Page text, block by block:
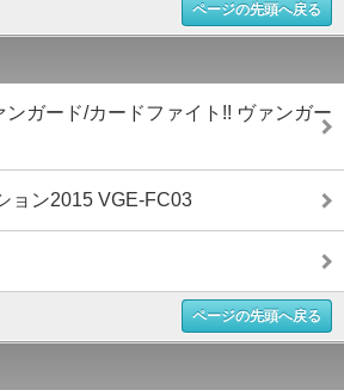
ページの先頭へ戻る
ンガード/カードファイト!! ヴァンガー
ョン2015 VGE-FC03
ページの先頭へ戻る